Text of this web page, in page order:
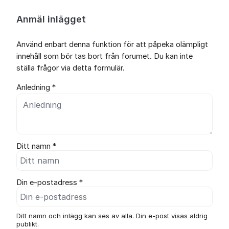
Anmäl inlägget
Använd enbart denna funktion för att påpeka olämpligt
innehåll som bör tas bort från forumet. Du kan inte
ställa frågor via detta formulär.
Anledning *
Ditt namn *
Din e-postadress *
Ditt namn och inlägg kan ses av alla. Din e-post visas aldrig
publikt.